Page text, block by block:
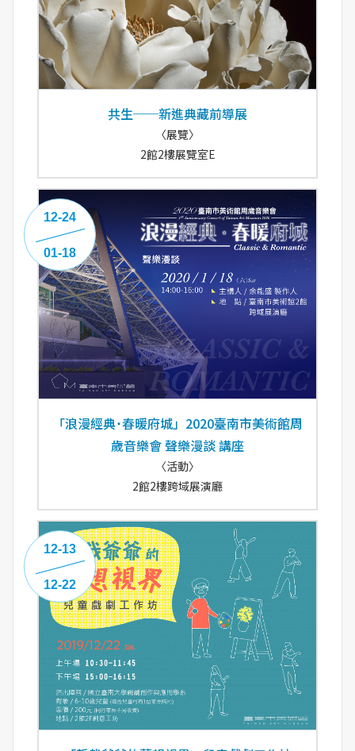
共生──新進典藏前導展
〈展覽〉
2館2樓展覽室E
「浪漫經典˙春暖府城」2020臺南市美術館周
歲音樂會 聲樂漫談 講座
〈活動〉
2館2樓跨域展演廳
12-24
01-18
12-13
12-22